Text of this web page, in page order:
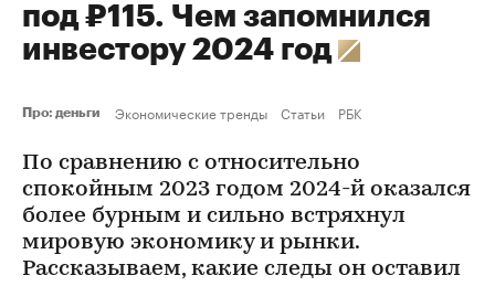
под ₽115. Чем запомнился
инвестору 2024 год
Про: деньги Экономические тренды Статьи РБК
По сравнению с относительно
спокойным 2023 годом 2024-й оказался
более бурным и сильно встряхнул
мировую экономику и рынки.
Рассказываем, какие следы он оставил